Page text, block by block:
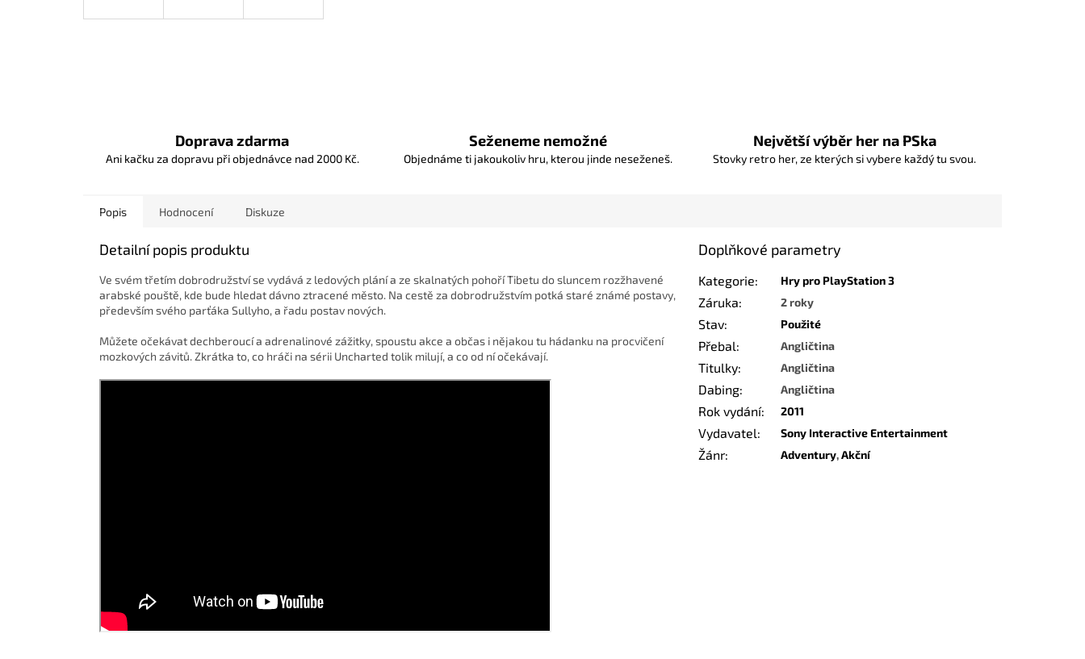
Doprava zdarma
Ani kačku za dopravu při objednávce nad 2000 Kč.
Seženeme nemožné
Objednáme ti jakoukoliv hru, kterou jinde neseženeš.
Největší výběr her na PSka
Stovky retro her, ze kterých si vybere každý tu svou.
Popis Hodnocení Diskuze
Detailní popis produktu
Ve svém třetím dobrodružství se vydává z ledových plání a ze skalnatých pohoří Tibetu do sluncem rozžhavené
arabské pouště, kde bude hledat dávno ztracené město. Na cestě za dobrodružstvím potká staré známé postavy,
především svého parťáka Sullyho, a řadu postav nových.
Můžete očekávat dechberoucí a adrenalinové zážitky, spoustu akce a občas i nějakou tu hádanku na procvičení
mozkových závitů. Zkrátka to, co hráči na sérii Uncharted tolik milují, a co od ní očekávají.
Doplňkové parametry
Kategorie: Hry pro PlayStation 3
Záruka: 2 roky
Stav: Použité
Přebal: Angličtina
Titulky: Angličtina
Dabing: Angličtina
Rok vydání: 2011
Vydavatel: Sony Interactive Entertainment
Žánr: Adventury,Akční